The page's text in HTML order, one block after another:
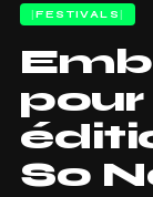
FESTIVALS
pour
So